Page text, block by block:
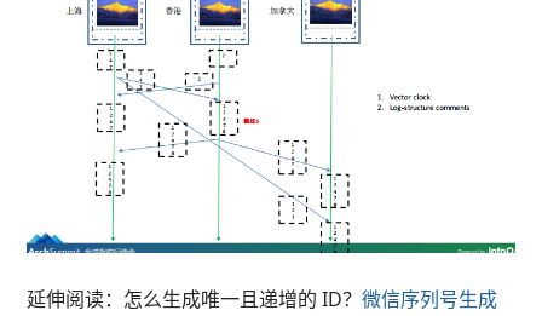
延伸阅读：怎么生成唯一且递增的 ID？微信序列号生成